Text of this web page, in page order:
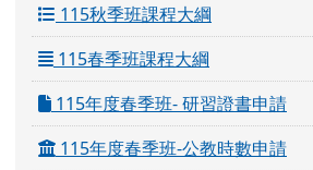
115秋季班課程大綱
115春季班課程大綱
115年度春季班- 研習證書申請
115年度春季班-公教時數申請